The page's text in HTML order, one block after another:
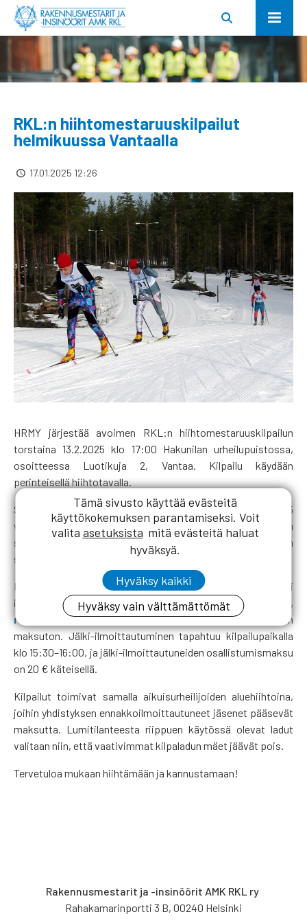
RKL:n hiihtomestaruuskilpailut
helmikuussa Vantaalla
17.01.2025 12:26
HRMY järjestää avoimen RKL:n hiihtomestaruuskilpailun
torstaina 13.2.2025 klo 17:00 Hakunilan urheilupuistossa,
osoitteessa Luotikuja 2, Vantaa. Kilpailu käydään
perinteisellä hiihtotavalla.
Sarjoja on miehille ja naisille kaikissa ikäryhmissä alkaen 35
vuodesta viiden vuoden välein. Mukana ovat myös rouvien
sekä mies- ja naisopiskelijoiden sarjat. Matkat ovat 5 km
sarjoille M-M65 ja 3 km muille.
Ennakkoilmoittautuminen päättyy 8.2. ja osallistua voi
ilmoittamalla tietonsa Raimo Hartoselle (p. 044 2244521,
rharton1@welho.com). Ennakkoilmoittautuneille kilpailu on
maksuton. Jälki-ilmoittautuminen tapahtuu kilpailupaikalla
klo 15:30–16:00, ja jälki-ilmoittautuneiden osallistumismaksu
on 20 € käteisellä.
Kilpailut toimivat samalla aikuisurheilijoiden aluehiihtoina,
joihin yhdistyksen ennakkoilmoittautuneet jäsenet pääsevät
maksutta. Lumitilanteesta riippuen käytössä olevat ladut
valitaan niin, että vaativimmat kilpaladun mäet jäävät pois.
Tervetuloa mukaan hiihtämään ja kannustamaan!
Rakennusmestarit ja -insinöörit AMK RKL ry
Rahakamarinportti 3 B, 00240 Helsinki
Tämä sivusto käyttää evästeitä
käyttökokemuksen parantamiseksi. Voit
valita asetuksista mitä evästeitä haluat
hyväksyä.
Hyväksy kaikki
Hyväksy vain välttämättömät